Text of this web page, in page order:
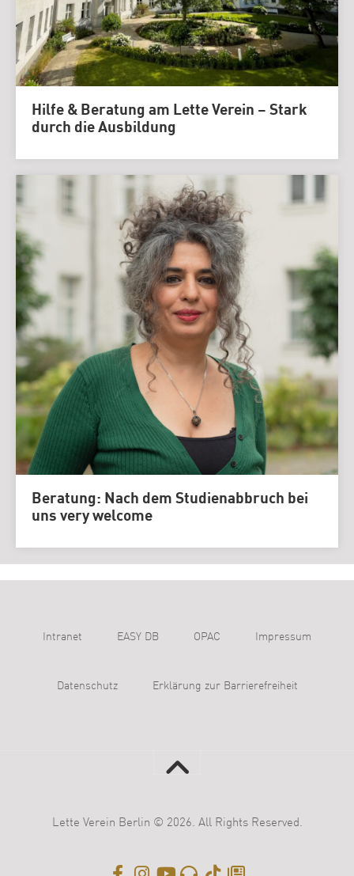
Hilfe & Beratung am Lette Verein – Stark
durch die Ausbildung
Beratung: Nach dem Studienabbruch bei
uns very welcome
Intranet EASY DB OPAC Impressum
Datenschutz Erklärung zur Barrierefreiheit
Lette Verein Berlin © 2026. All Rights Reserved.